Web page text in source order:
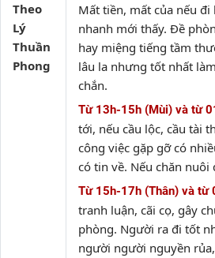
Theo
Lý
Thuần
Phong
Mất tiền, mất của nếu
nhanh mới thấy. Đề
hay miệng tiếng tầm
lâu la nhưng tốt nhất
chắn.
Từ 13h-15h (Mùi) và từ
tới, nếu cầu lộc, cầu tài
công việc gặp gỡ có
có tin về. Nếu chăn nuôi
Từ 15h-17h (Thân) và từ
tranh luận, cãi cọ, gây
phòng. Người ra đi tốt
người người nguyền